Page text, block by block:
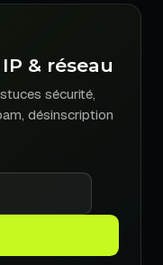
& réseau
sécurité,
désinscription